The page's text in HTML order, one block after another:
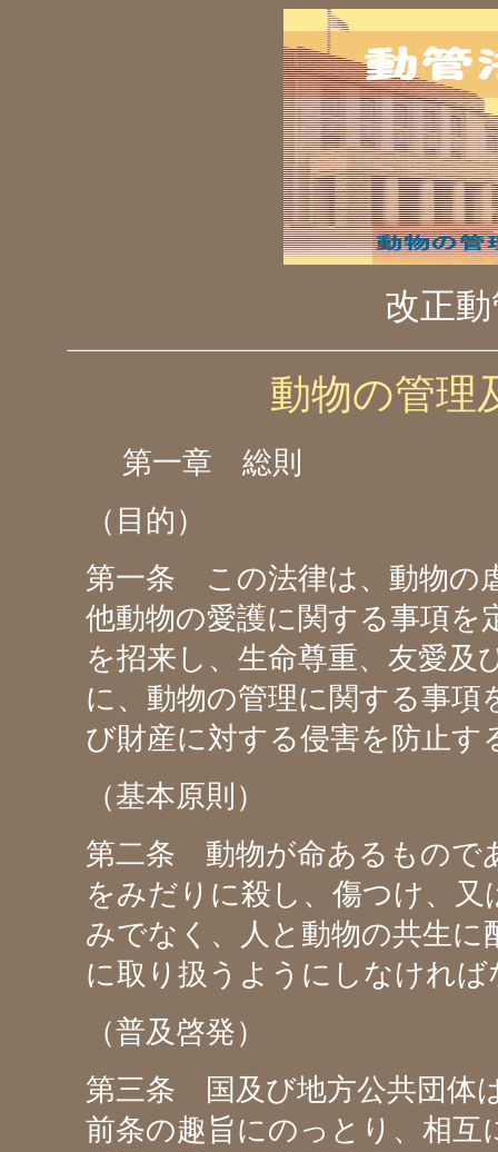
改正
動物の管理
第一章 総則
（目的）
第一条 この法律は、動物の
他動物の愛護に関する事項を
を招来し、生命尊重、友愛
に、動物の管理に関する事
び財産に対する侵害を防止す
（基本原則）
第二条 動物が命あるもので
をみだりに殺し、傷つけ、
みでなく、人と動物の共生
に取り扱うようにしなければ
（普及啓発）
第三条 国及び地方公共団体
前条の趣旨にのっとり、相互